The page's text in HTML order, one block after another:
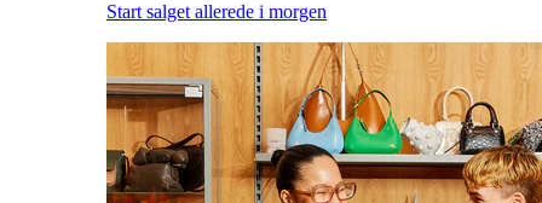
Start salget allerede i morgen